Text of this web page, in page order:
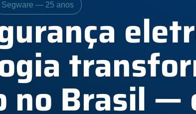
Segware — 25 anos
Brasil —